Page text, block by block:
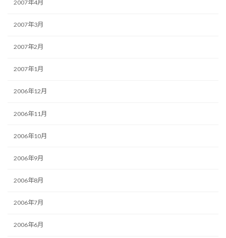
2007年4月
2007年3月
2007年2月
2007年1月
2006年12月
2006年11月
2006年10月
2006年9月
2006年8月
2006年7月
2006年6月